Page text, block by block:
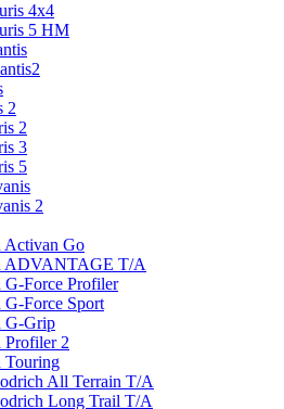
4х4
5 HM
2
2
3
5
2
Go
ADVANTAGE T/A
Force Profiler
Force Sport
G-Grip
2
All Terrain T/A
Long Trail T/A